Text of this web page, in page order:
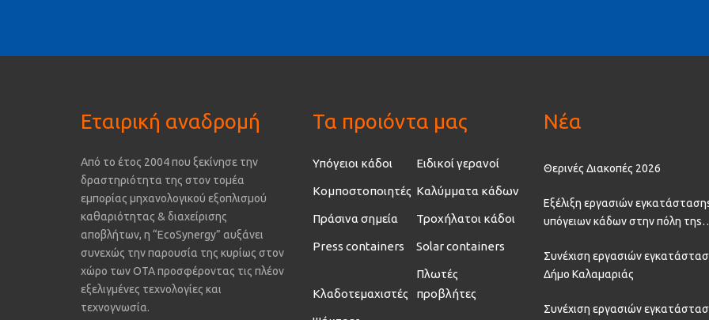
Εταιρική αναδρομή
Από το έτος 2004 που ξεκίνησε την
δραστηριότητα της στον τομέα
εμπορίας μηχανολογικού εξοπλισμού
καθαριότητας & διαχείρισης
αποβλήτων, η “EcoSynergy” αυξάνει
συνεχώς την παρουσία της κυρίως στον
χώρο των ΟΤΑ προσφέροντας τις πλέον
εξελιγμένες τεχνολογίες και
τεχνογνωσία.
Τα προιόντα μας
Υπόγειοι κάδοι Ειδικοί γερανοί
Κομποστοποιητές Καλύμματα κάδων
Πράσινα σημεία Τροχήλατοι κάδοι
Press containers Solar containers
Κλαδοτεμαχιστές
Πλωτές
προβλήτες
Νέα
Θερινές Διακοπές 2026
Εξέλιξη εργασιών
υπόγειων κάδων στην πόλη τηs
Συνέχιση εργασιών
Δήμο Καλαμαριάς
Συνέχιση εργασιών